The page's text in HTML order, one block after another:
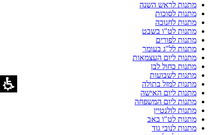
מתנות לראש השנה
מתנות לסוכות
מתנות לחנוכה
מתנות לט"ו בשבט
מתנות לפורים
מתנות לל"ג בעומר
מתנות ליום העצמאות
מתנות כחול לבן
מתנות לשבועות
מתנות למזל בתולה
מתנות ליום האישה
מתנות ליום המשפחה
מתנות לולנטיין
מתנות לט"ו באב
מתנות לנובי גוד